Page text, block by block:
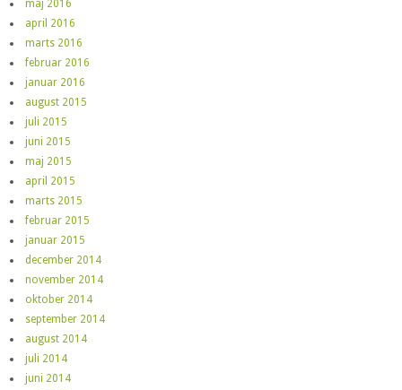
maj 2016
april 2016
marts 2016
februar 2016
januar 2016
august 2015
juli 2015
juni 2015
maj 2015
april 2015
marts 2015
februar 2015
januar 2015
december 2014
november 2014
oktober 2014
september 2014
august 2014
juli 2014
juni 2014